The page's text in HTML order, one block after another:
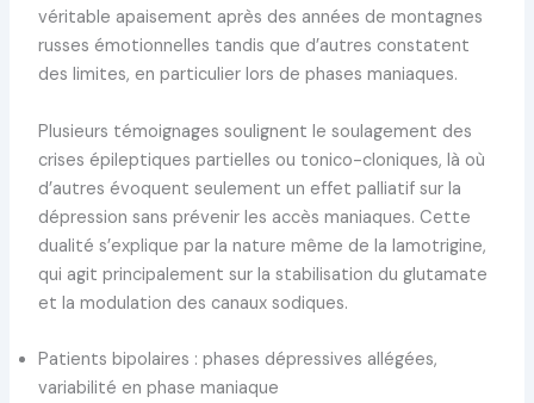
véritable apaisement après des années de montagnes
russes émotionnelles tandis que d’autres constatent
des limites, en particulier lors de phases maniaques.
Plusieurs témoignages soulignent le soulagement des
crises épileptiques partielles ou tonico-cloniques, là où
d’autres évoquent seulement un effet palliatif sur la
dépression sans prévenir les accès maniaques. Cette
dualité s’explique par la nature même de la lamotrigine,
qui agit principalement sur la stabilisation du glutamate
et la modulation des canaux sodiques.
Patients bipolaires : phases dépressives allégées,
variabilité en phase maniaque